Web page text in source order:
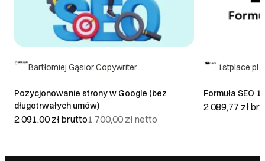
Bartłomiej Gąsior Copywriter
Pozycjonowanie strony w Google (bez
długotrwałych umów)
2 091,00 zł brutto1 700,00 zł netto
1stplace.pl
Formuła SEO
2 089,77 zł